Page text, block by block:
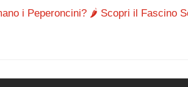
i Peperoncini? 🌶️ Scopri il Fascino